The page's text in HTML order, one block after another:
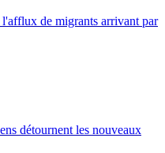
l'afflux de migrants arrivant par
détournent les nouveaux